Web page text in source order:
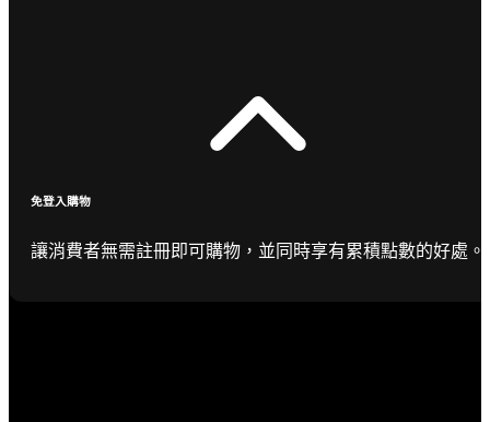
免登入購物
讓消費者無需註冊即可購物，並同時享有累積點數的好處。